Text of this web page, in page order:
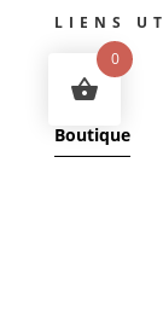
LIENS
Boutique
0